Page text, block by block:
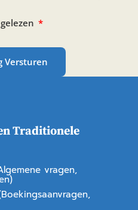
gelezen
Versturen
Traditionele
vragen,